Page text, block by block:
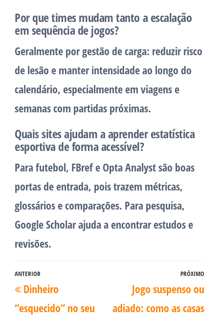
Por que times mudam tanto a escalação
em sequência de jogos?
Geralmente por gestão de carga: reduzir risco
de lesão e manter intensidade ao longo do
calendário, especialmente em viagens e
semanas com partidas próximas.
Quais sites ajudam a aprender estatística
esportiva de forma acessível?
Para futebol, FBref e Opta Analyst são boas
portas de entrada, pois trazem métricas,
glossários e comparações. Para pesquisa,
Google Scholar ajuda a encontrar estudos e
revisões.
Navegação
de
Post
Post
anterior
ANTERIOR
Dinheiro
“esquecido” no seu
PRÓXIMO
Jogo suspenso ou
adiado: como as casas